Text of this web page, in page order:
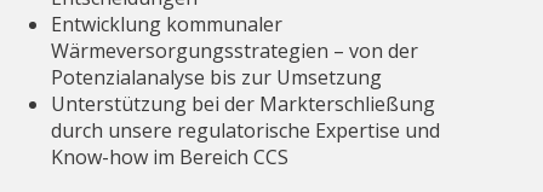
Entwicklung kommunaler
Wärmeversorgungsstrategien – von der
Potenzialanalyse bis zur Umsetzung
Unterstützung bei der Markterschließung
durch unsere regulatorische Expertise und
Know-how im Bereich CCS